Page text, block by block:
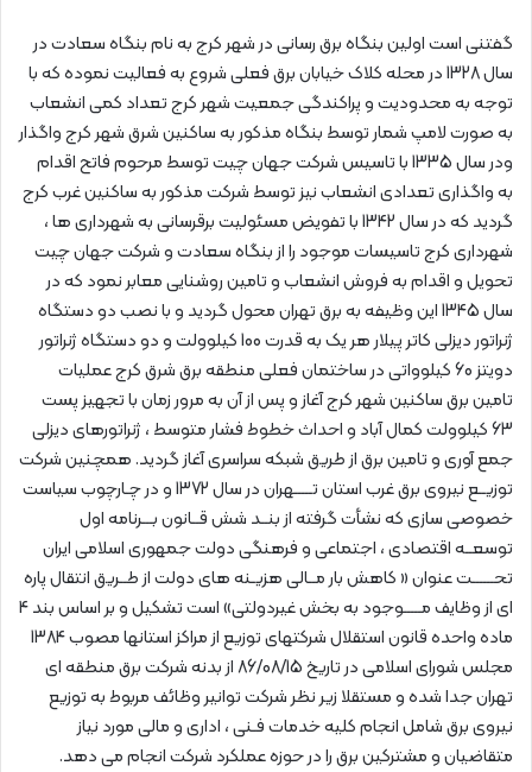
گفتنی است اولین بنگاه برق رسانی در شهر کرج به نام بنگاه سعادت در
سال 1328 در محله کلاک خیابان برق فعلی شروع به فعالیت نموده که با
توجه به محدودیت و پراکندگی جمعیت شهر کرج تعداد کمی انشعاب
به صورت لامپ شمار توسط بنگاه مذکور به ساکنین شرق شهر کرج واگذار
ودر سال 1335 با تاسیس شرکت جهان چیت توسط مرحوم فاتح اقدام
به واگذاری تعدادی انشعاب نیز توسط شرکت مذکور به ساکنین غرب کرج
گردید که در سال 1342 با تفویض مسئولیت برقرسانی به شهرداری ها ،
شهرداری کرج تاسیسات موجود را از بنگاه سعادت و شرکت جهان چیت
تحویل و اقدام به فروش انشعاب و تامین روشنایی معابر نمود که در
سال 1345 این وظیفه به برق تهران محول گردید و با نصب دو دستگاه
ژنراتور دیزلی کاتر پیلار هر یک به قدرت 100 کیلوولت و دو دستگاه ژنراتور
دویتز 60 کیلوواتی در ساختمان فعلی منطقه برق شرق کرج عملیات
تامین برق ساکنین شهر کرج آغاز و پس از آن به مرور زمان با تجهیز پست
63 کیلوولت کمال آباد و احداث خطوط فشار متوسط ، ژنراتورهای دیزلی
جمع آوری و تامین برق از طریق شبکه سراسری آغاز گردید. همچنین شرکت
توزیــع نیروی برق غرب استان تـــــهران در سال 1372 و در چـارچوب سیاست
خصوصی سازی که نشأت گرفته از بنــد شش قــانون بـــرنامه اول
توسعــه اقتصادی ، اجتماعی و فرهنگی دولت جمهوری اسلامی ایران
تحــــــت عنوان « کاهش بار مــالی هزیـنه های دولت از طــریق انتقال پاره
ای از وظایف مـــــوجود به بخش غیردولتی» است تشکیل و بر اساس بند 4
ماده واحده قانون استقلال شرکتهای توزیع از مراکز استانها مصوب 1384
مجلس شورای اسلامی در تاریخ 86/08/15 از بدنه شرکت برق منطقه ای
تهران جدا شده و مستقلا زیر نظر شرکت توانیر وظائف مربوط به توزیع
نیروی برق شامل انجام کلیه خدمات فـنی ، اداری و مالی مورد نیاز
متقاضیان و مشترکین برق را در حوزه عملکرد شرکت انجام می دهد.